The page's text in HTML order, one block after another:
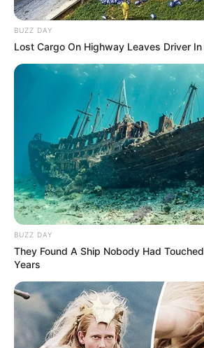
Auf einigen Seiten dieses Projektes
Angebote integriert. Wenn etwas
gekauft wird, ist das eine
dadurch der Preis ändert.
BUZZ DAY
Lost Cargo On Highway Leaves Driver In
BUZZ DAY
They Found A Ship Nobody Had
Years